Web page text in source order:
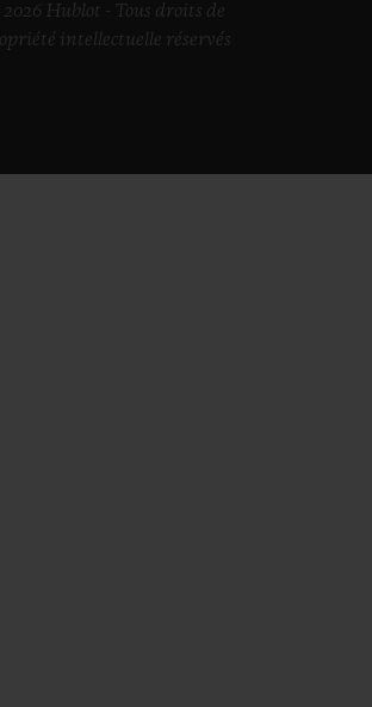
2026 Hublot - Tous droits de
intellectuelle réservés